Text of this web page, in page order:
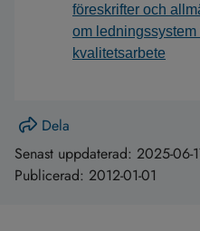
föreskrifter och
om ledningssystem
kvalitetsarbete
Dela
Senast uppdaterad: 2025-06-
Publicerad: 2012-01-01